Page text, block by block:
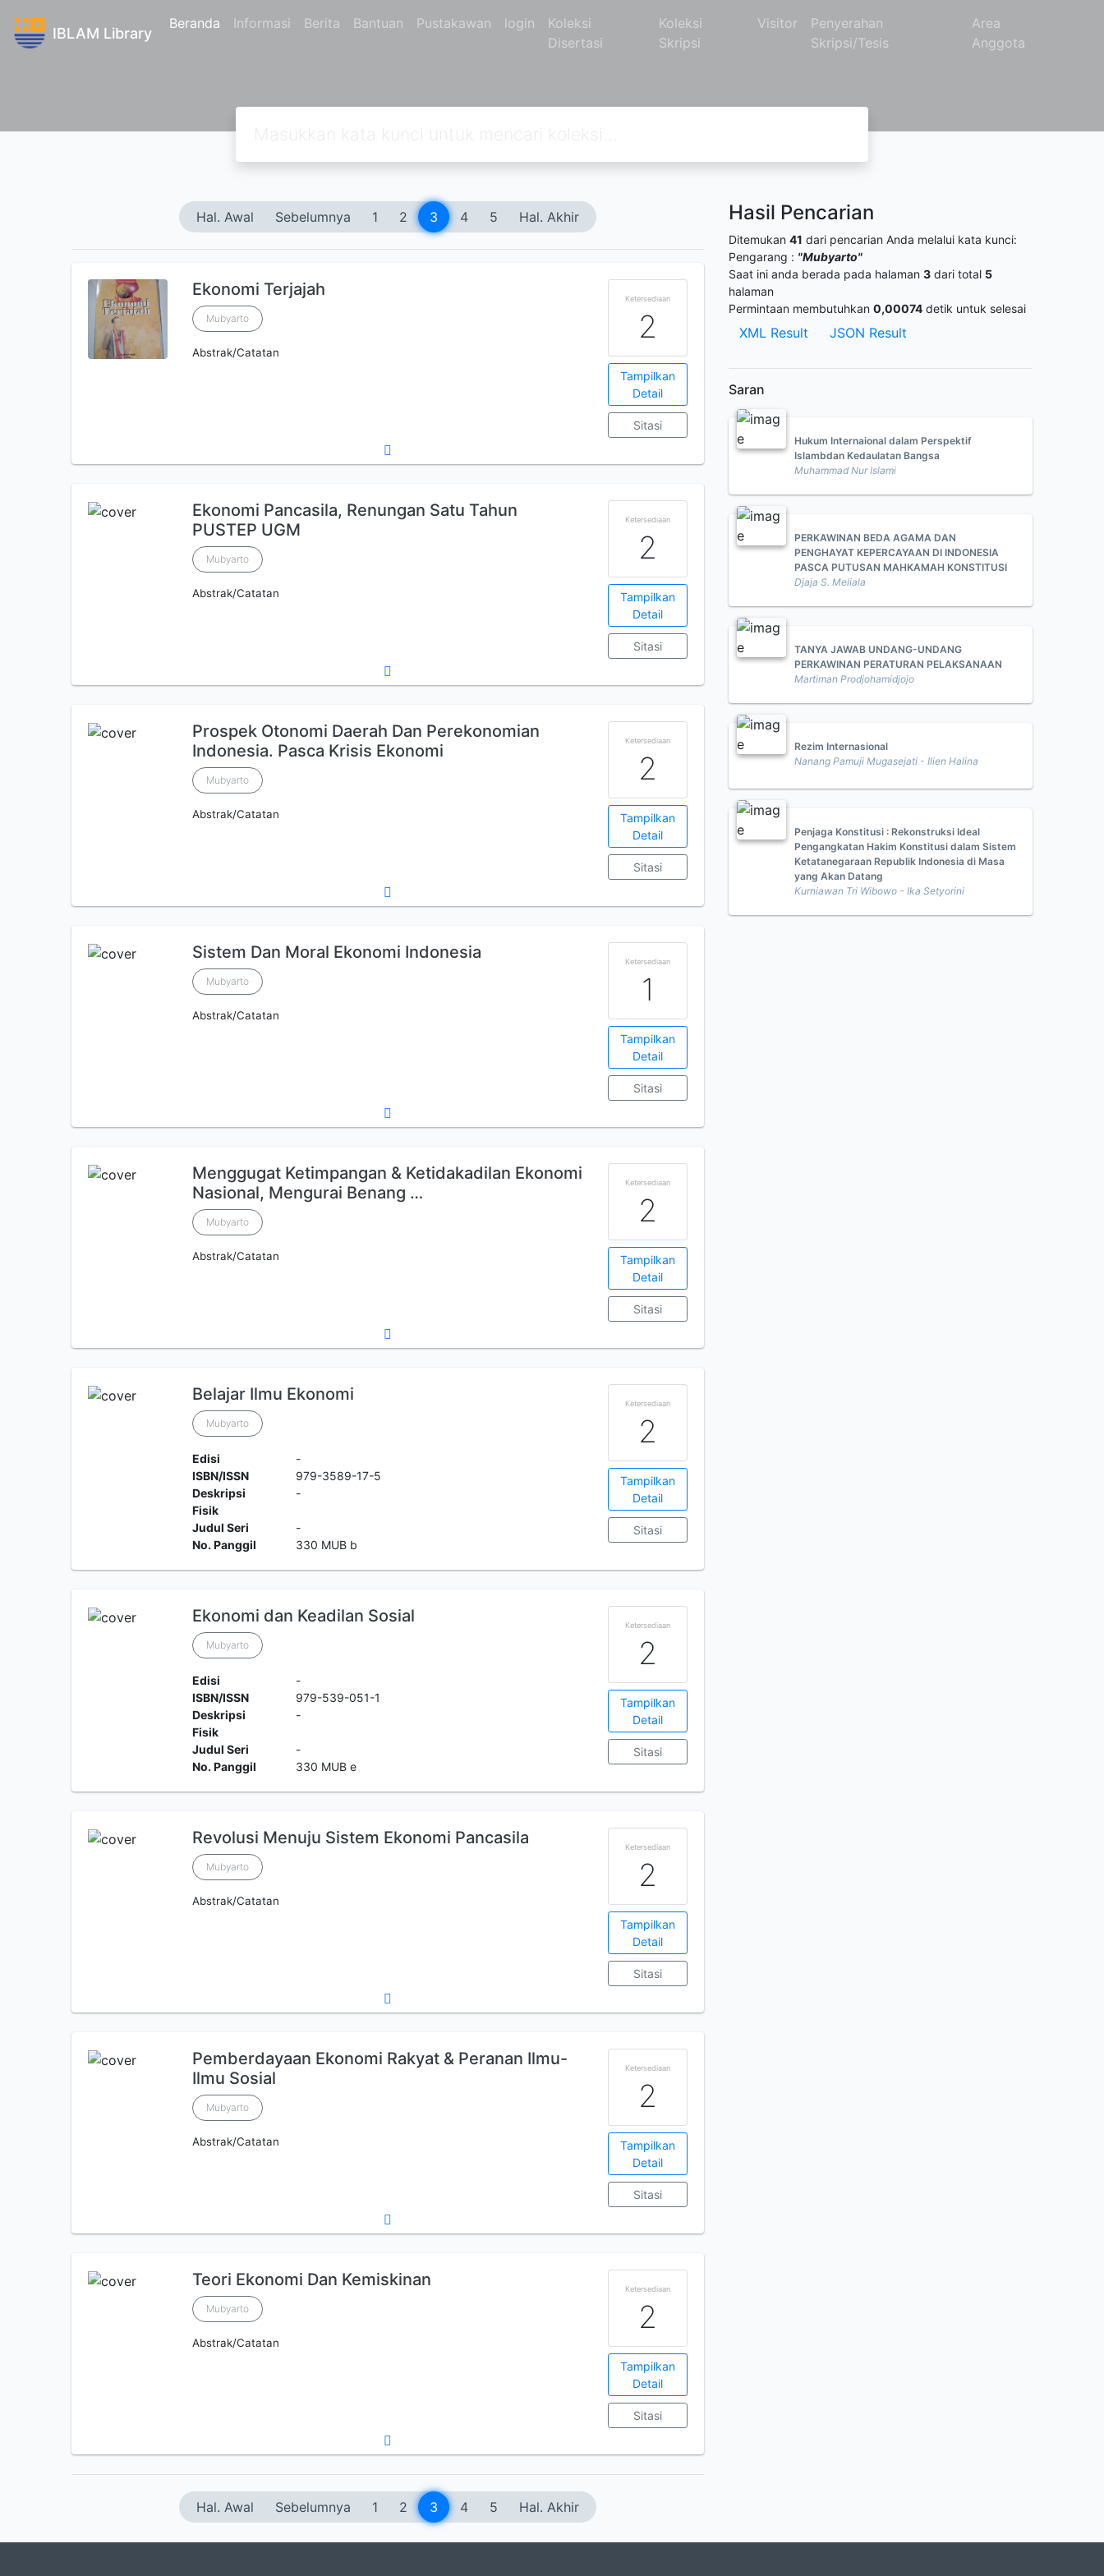
IBLAM Library
Beranda Informasi Berita Bantuan Pustakawan login
Koleksi
Disertasi
Koleksi
Skripsi
Visitor
Penyerahan
Skripsi/Tesis
Area
Anggota
Hal. Awal Sebelumnya 1 2 3 4 5 Hal. Akhir
Ekonomi Terjajah
Mubyarto
Abstrak/Catatan
Ketersediaan
2
Tampilkan
Detail
Sitasi
Ekonomi Pancasila, Renungan Satu Tahun
PUSTEP UGM
Mubyarto
Abstrak/Catatan
Ketersediaan
2
Tampilkan
Detail
Sitasi
Prospek Otonomi Daerah Dan Perekonomian
Indonesia. Pasca Krisis Ekonomi
Mubyarto
Abstrak/Catatan
Ketersediaan
2
Tampilkan
Detail
Sitasi
Sistem Dan Moral Ekonomi Indonesia
Mubyarto
Abstrak/Catatan
Ketersediaan
1
Tampilkan
Detail
Sitasi
Menggugat Ketimpangan & Ketidakadilan Ekonomi
Nasional, Mengurai Benang …
Mubyarto
Abstrak/Catatan
Ketersediaan
2
Tampilkan
Detail
Sitasi
Belajar Ilmu Ekonomi
Mubyarto
Edisi
-
ISBN/ISSN
979-3589-17-5
Deskripsi
Fisik
-
Judul Seri
-
No. Panggil
330 MUB b
Ketersediaan
2
Tampilkan
Detail
Sitasi
Ekonomi dan Keadilan Sosial
Mubyarto
Edisi
-
ISBN/ISSN
979-539-051-1
Deskripsi
Fisik
-
Judul Seri
-
No. Panggil
330 MUB e
Ketersediaan
2
Tampilkan
Detail
Sitasi
Revolusi Menuju Sistem Ekonomi Pancasila
Mubyarto
Abstrak/Catatan
Ketersediaan
2
Tampilkan
Detail
Sitasi
Pemberdayaan Ekonomi Rakyat & Peranan Ilmu-
Ilmu Sosial
Mubyarto
Abstrak/Catatan
Ketersediaan
2
Tampilkan
Detail
Sitasi
Teori Ekonomi Dan Kemiskinan
Mubyarto
Abstrak/Catatan
Ketersediaan
2
Tampilkan
Detail
Sitasi
Hal. Awal Sebelumnya 1 2 3 4 5 Hal. Akhir
Hasil Pencarian
Ditemukan 41 dari pencarian Anda melalui kata kunci:
Pengarang : "Mubyarto"
Saat ini anda berada pada halaman 3 dari total 5
halaman
Permintaan membutuhkan 0,00074 detik untuk selesai
XML Result JSON Result
Saran
Hukum Internaional dalam Perspektif
Islambdan Kedaulatan Bangsa
Muhammad Nur Islami
PERKAWINAN BEDA AGAMA DAN
PENGHAYAT KEPERCAYAAN DI INDONESIA
PASCA PUTUSAN MAHKAMAH KONSTITUSI
Djaja S. Meliala
TANYA JAWAB UNDANG-UNDANG
PERKAWINAN PERATURAN PELAKSANAAN
Martiman Prodjohamidjojo
Rezim Internasional
Nanang Pamuji Mugasejati - Ilien Halina
Penjaga Konstitusi : Rekonstruksi Ideal
Pengangkatan Hakim Konstitusi dalam Sistem
Ketatanegaraan Republik Indonesia di Masa
yang Akan Datang
Kurniawan Tri Wibowo - Ika Setyorini